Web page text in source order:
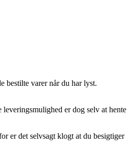
bestilte varer når du har lyst.
er dog selv at hente
er det selvsagt klogt at du besigtiger